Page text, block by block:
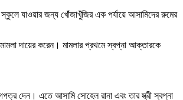
স্কুলে যাওয়ার জন্য খোঁজাখুঁজির এক পর্যায়ে আসামিদের রুমের
দায়ের করেন। মামলার প্রথমে স্বপ্না আক্তারকে
দেন। এতে আসামি সোহেল রানা এবং তার স্ত্রী স্বপ্না